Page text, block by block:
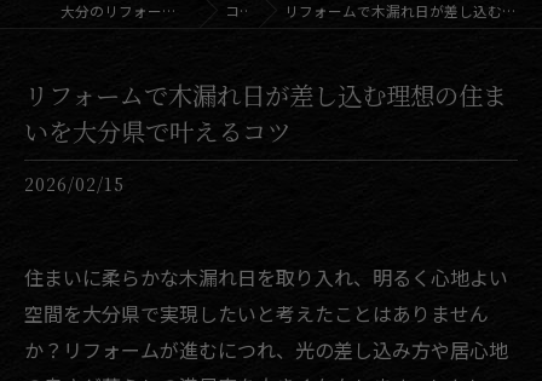
大分のリフォームならさとう装飾和恭 コラム リフォームで木漏れ日が差し込む理想の住まいを大分県で叶えるコツ
リフォームで木漏れ日が差し込む理想の住ま
いを大分県で叶えるコツ
2026/02/15
住まいに柔らかな木漏れ日を取り入れ、明るく心地よい
空間を大分県で実現したいと考えたことはありません
か？リフォームが進むにつれ、光の差し込み方や居心地